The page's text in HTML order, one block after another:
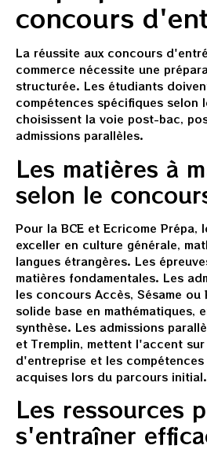
concours
La réussite aux concours
commerce nécessite une
structurée. Les étudiants
compétences spécifiques selon
choisissent la voie post-bac,
admissions parallèles.
Les matières à
selon le
Pour la BCE et Ecricome
exceller en culture générale,
langues étrangères. Les
matières fondamentales. Les
les concours Accès, Sésame ou
solide base en mathématiques,
synthèse. Les admissions
et Tremplin, mettent l'accent
d'entreprise et les
acquises lors du parcours initial.
Les ressources
s'entraîner